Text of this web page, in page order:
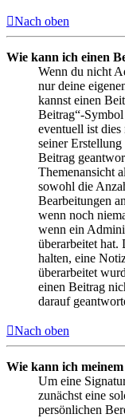
Nach oben
Wie kann ich einen
Wenn du nicht
nur deine
kannst einen
Beitrag“-
eventuell ist
seiner
Beitrag
Themenansicht
sowohl die
Bearbeitungen
wenn noch
wenn ein
überarbeitet hat.
halten, eine
überarbeitet
einen Beitrag
darauf
Nach oben
Wie kann ich
Um eine
zunächst eine
persönlichen